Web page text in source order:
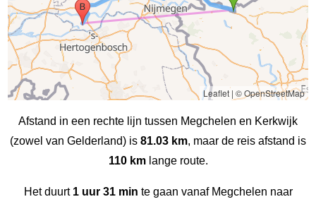
Leaflet| © OpenStreetMap
Afstand in een rechte lijn tussen Megchelen en Kerkwijk
(zowel van Gelderland) is 81.03 km, maar de reis afstand is
110 kmlange route.
Het duurt 1 uur 31 min te gaan vanaf Megchelen naar